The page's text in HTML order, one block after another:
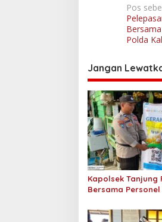
N
a
v
i
g
a
s
i
p
o
s
Pos
Polda
Jangan
Kapolsek Tanjung
Bersama Personel
SPHP Kepada